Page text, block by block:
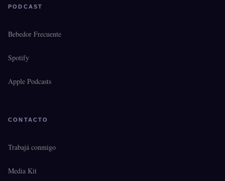
PODCAST
Bebedor Frecuente
Spotify
Apple Podcasts
CONTACTO
Trabajá conmigo
Media Kit